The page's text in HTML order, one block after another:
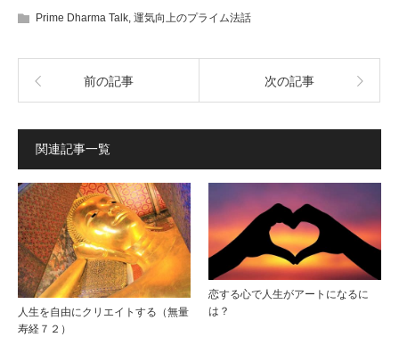
Prime Dharma Talk, 運気向上のプライム法話
前の記事 次の記事
関連記事一覧
人生を自由にクリエイトする（無量
寿経７２）
恋する心で人生がアートになるに
は？